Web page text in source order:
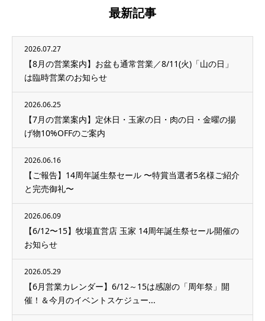
最新記事
2026.07.27
【8月の営業案内】お盆も通常営業／8/11(火)「山の日」
は臨時営業のお知らせ
2026.06.25
【7月の営業案内】定休日・玉家の日・肉の日・金曜の揚
げ物10%OFFのご案内
2026.06.16
【ご報告】14周年誕生祭セール 〜特賞当選者5名様ご紹介
と完売御礼〜
2026.06.09
【6/12〜15】牧場直営店 玉家 14周年誕生祭セール開催の
お知らせ
2026.05.29
【6月営業カレンダー】6/12～15は感謝の「周年祭」開
催！＆今月のイベントスケジュー...